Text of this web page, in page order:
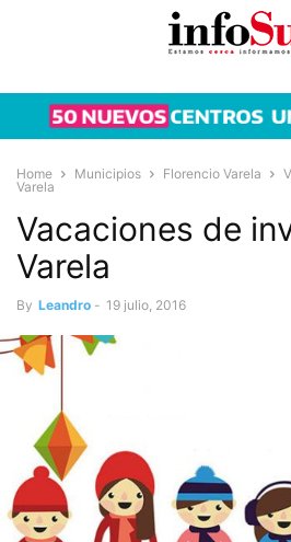
Home Municipios Florencio Varela
Varela
Vacaciones de
Varela
By Leandro - 19 julio, 2016